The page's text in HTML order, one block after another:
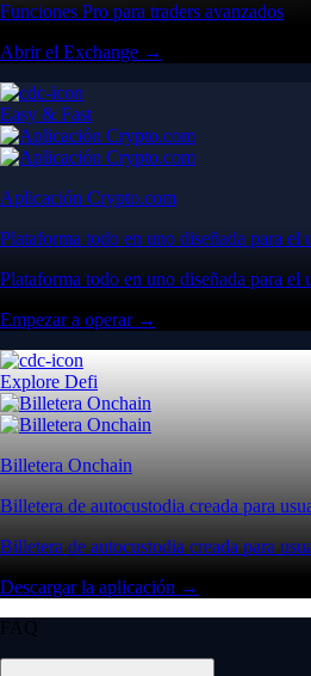
Funciones Pro para traders avanzados
Abrir el Exchange →
Easy & Fast
Aplicación Crypto.com
Plataforma todo en uno diseñada para el
Plataforma todo en uno diseñada para el
Empezar a operar →
Explore Defi
Billetera Onchain
Billetera de autocustodia creada para
Billetera de autocustodia creada para
Descargar la aplicación →
FAQ